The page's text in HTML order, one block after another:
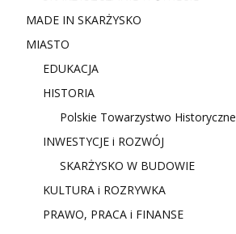
MADE IN SKARŻYSKO
MIASTO
EDUKACJA
HISTORIA
Polskie Towarzystwo Historyczne
INWESTYCJE i ROZWÓJ
SKARŻYSKO W BUDOWIE
KULTURA i ROZRYWKA
PRAWO, PRACA i FINANSE